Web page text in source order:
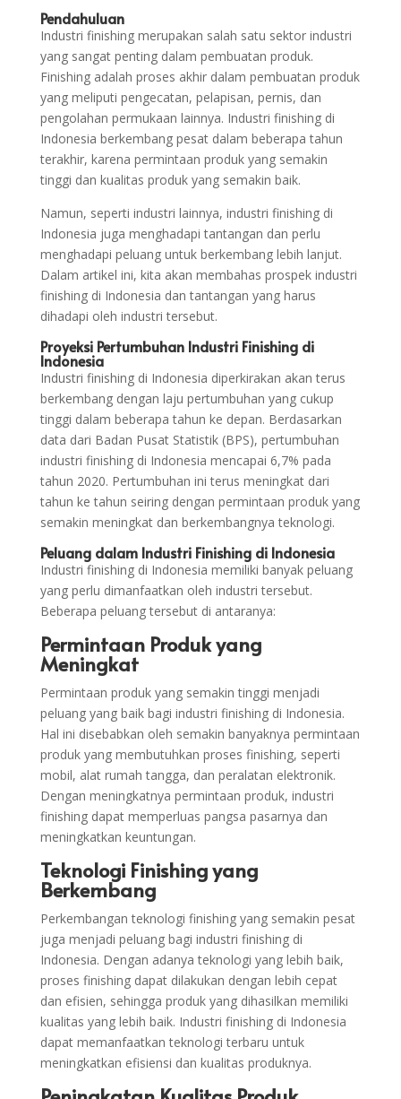
Pendahuluan
Industri finishing merupakan salah satu sektor industri
yang sangat penting dalam pembuatan produk.
Finishing adalah proses akhir dalam pembuatan produk
yang meliputi pengecatan, pelapisan, pernis, dan
pengolahan permukaan lainnya. Industri finishing di
Indonesia berkembang pesat dalam beberapa tahun
terakhir, karena permintaan produk yang semakin
tinggi dan kualitas produk yang semakin baik.
Namun, seperti industri lainnya, industri finishing di
Indonesia juga menghadapi tantangan dan perlu
menghadapi peluang untuk berkembang lebih lanjut.
Dalam artikel ini, kita akan membahas prospek industri
finishing di Indonesia dan tantangan yang harus
dihadapi oleh industri tersebut.
Proyeksi Pertumbuhan Industri Finishing di
Indonesia
Industri finishing di Indonesia diperkirakan akan terus
berkembang dengan laju pertumbuhan yang cukup
tinggi dalam beberapa tahun ke depan. Berdasarkan
data dari Badan Pusat Statistik (BPS), pertumbuhan
industri finishing di Indonesia mencapai 6,7% pada
tahun 2020. Pertumbuhan ini terus meningkat dari
tahun ke tahun seiring dengan permintaan produk yang
semakin meningkat dan berkembangnya teknologi.
Peluang dalam Industri Finishing di Indonesia
Industri finishing di Indonesia memiliki banyak peluang
yang perlu dimanfaatkan oleh industri tersebut.
Beberapa peluang tersebut di antaranya:
Permintaan Produk yang
Meningkat
Permintaan produk yang semakin tinggi menjadi
peluang yang baik bagi industri finishing di Indonesia.
Hal ini disebabkan oleh semakin banyaknya permintaan
produk yang membutuhkan proses finishing, seperti
mobil, alat rumah tangga, dan peralatan elektronik.
Dengan meningkatnya permintaan produk, industri
finishing dapat memperluas pangsa pasarnya dan
meningkatkan keuntungan.
Teknologi Finishing yang
Berkembang
Perkembangan teknologi finishing yang semakin pesat
juga menjadi peluang bagi industri finishing di
Indonesia. Dengan adanya teknologi yang lebih baik,
proses finishing dapat dilakukan dengan lebih cepat
dan efisien, sehingga produk yang dihasilkan memiliki
kualitas yang lebih baik. Industri finishing di Indonesia
dapat memanfaatkan teknologi terbaru untuk
meningkatkan efisiensi dan kualitas produknya.